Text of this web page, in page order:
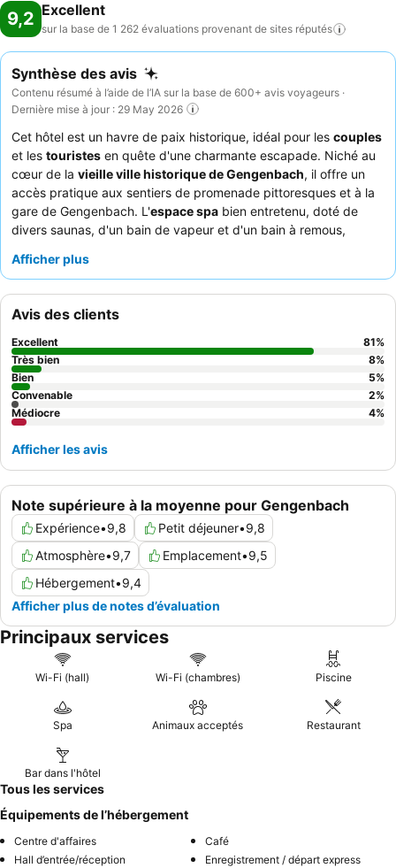
9,2 Excellent
sur la base de 1 262 évaluations provenant de sites réputés
Synthèse des avis
Contenu résumé à l’aide de l’IA sur la base de 600+ avis voyageurs ·
Dernière mise à jour : 29 May 2026
Cet hôtel est un havre de paix historique, idéal pour les couples
et les touristes en quête d'une charmante escapade. Niché au
cœur de la vieille ville historique de Gengenbach, il offre un
accès pratique aux sentiers de promenade pittoresques et à la
gare de Gengenbach. L'espace spa bien entretenu, doté de
divers saunas, d'un bain de vapeur et d'un bain à remous,
clients ne cessent de louer le personnel exceptionnel et le
buffet remarquable avec sa vaste sélection de produits
régionaux. Pour une expérience vraiment agréable, pensez à
réserver une chambre avec terrasse pour un moment de
détente en toute intimité.
Afficher plus
Note supérieure à la moyenne pour Gengenbach
Expérience•9,8 Petit déjeuner•9,8
Atmosphère•9,7 Emplacement•9,5
Hébergement•9,4
Afficher plus de notes d’évaluation
Avis des clients
Excellent 81%
Très bien
8%
Bien
5%
Convenable
2%
Médiocre
4%
Afficher les avis
Principaux services
Wi-Fi (hall) Wi-Fi (chambres) Piscine
Spa Animaux acceptés Restaurant
Bar dans l'hôtel
Tous les services
Équipements de l’hébergement
Centre d'affaires
Café
Hall d’entrée/réception
Enregistrement / départ express